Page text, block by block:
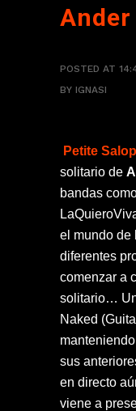
POSTED AT
BY IGNASI
Petite
solitario de
bandas
el mundo de
diferentes
comenzar a
solitario…
Naked
sus
en directo
viene a